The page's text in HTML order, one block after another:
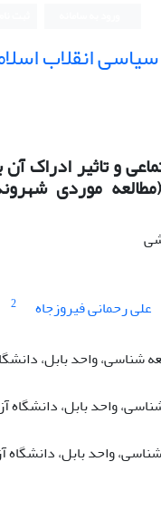
انقلاب
و تاثیر ادراک
موردی
علی رحمانی فیروزجاه 2
واحد بابل،
واحد بابل، دانشگاه
واحد بابل، دانشگاه